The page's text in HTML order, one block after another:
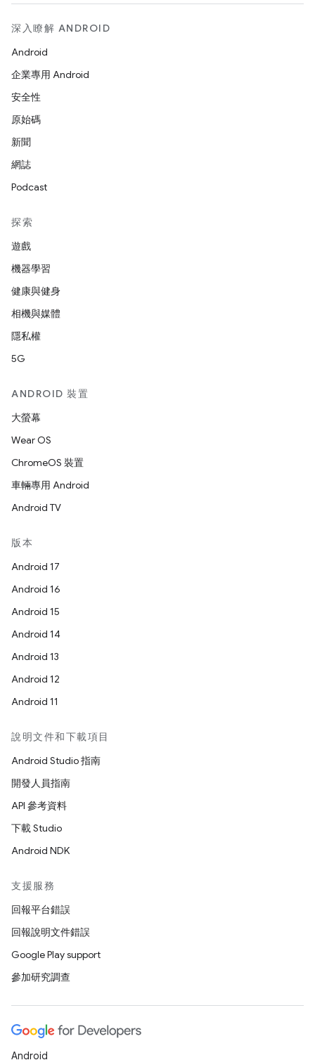
深入瞭解 ANDROID
Android
企業專用 Android
安全性
原始碼
新聞
網誌
Podcast
探索
遊戲
機器學習
健康與健身
相機與媒體
隱私權
5G
ANDROID 裝置
大螢幕
Wear OS
ChromeOS 裝置
車輛專用 Android
Android TV
版本
Android 17
Android 16
Android 15
Android 14
Android 13
Android 12
Android 11
說明文件和下載項目
Android Studio 指南
開發人員指南
API 參考資料
下載 Studio
Android NDK
支援服務
回報平台錯誤
回報說明文件錯誤
Google Play support
參加研究調查
Android